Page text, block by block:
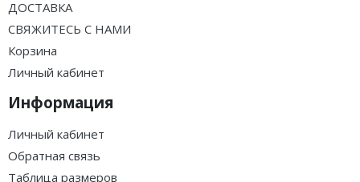
ДОСТАВКА
СВЯЖИТЕСЬ С НАМИ
Корзина
Личный кабинет
Информация
Личный кабинет
Обратная связь
Таблица размеров